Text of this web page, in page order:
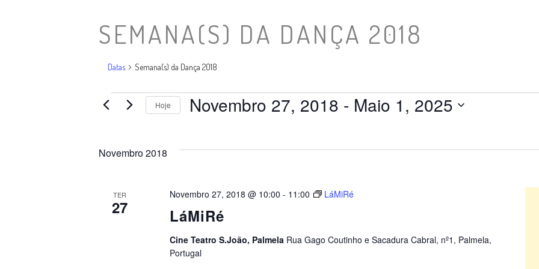
SEMANA(S) DA DANÇA 2018
Datas Semana(s) da Dança 2018
DatasHoje Novembro 27, 2018 - Maio 1, 2025
data.
Novembro 2018
TER
27 LáMiRé
Novembro 27, 2018 @ 10:00 - 11:00 LáMiRé
Cine Teatro S.João, Palmela Rua Gago Coutinho e Sacadura Cabral, nº1, Palmela,
Portugal